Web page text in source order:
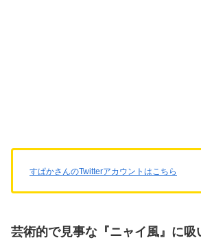
すぱかさんのTwitterアカウントはこちら
芸術的で見事な『ニャイ風』に吸